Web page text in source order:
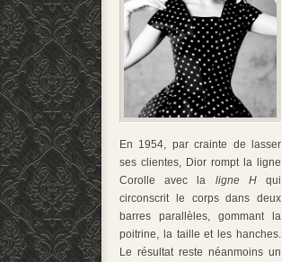
En 1954, par crainte de lasser
ses clientes, Dior rompt la ligne
Corolle avec la ligne Hqui
circonscrit le corps dans deux
barres parallèles, gommant la
poitrine, la taille et les hanches.
Le résultat reste néanmoins un